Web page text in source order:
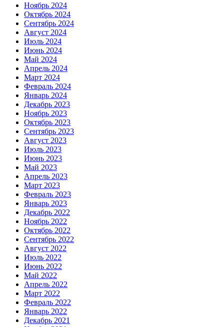
Ноябрь 2024
Октябрь 2024
Сентябрь 2024
Август 2024
Июль 2024
Июнь 2024
Май 2024
Апрель 2024
Март 2024
Февраль 2024
Январь 2024
Декабрь 2023
Ноябрь 2023
Октябрь 2023
Сентябрь 2023
Август 2023
Июль 2023
Июнь 2023
Май 2023
Апрель 2023
Март 2023
Февраль 2023
Январь 2023
Декабрь 2022
Ноябрь 2022
Октябрь 2022
Сентябрь 2022
Август 2022
Июль 2022
Июнь 2022
Май 2022
Апрель 2022
Март 2022
Февраль 2022
Январь 2022
Декабрь 2021